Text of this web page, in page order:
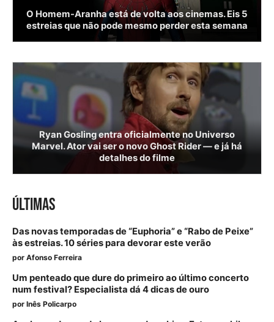
O Homem-Aranha está de volta aos cinemas. Eis 5
estreias que não pode mesmo perder esta semana
Ryan Gosling entra oficialmente no Universo
Marvel. Ator vai ser o novo Ghost Rider — e já há
detalhes do filme
ÚLTIMAS
Das novas temporadas de “Euphoria” e “Rabo de Peixe”
às estreias. 10 séries para devorar este verão
por Afonso Ferreira
Um penteado que dure do primeiro ao último concerto
num festival? Especialista dá 4 dicas de ouro
por Inês Policarpo